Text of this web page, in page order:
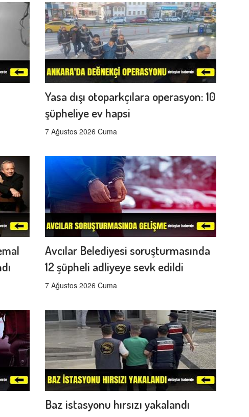
Yasa dışı otoparkçılara operasyon: 10
şüpheliye ev hapsi
7 Ağustos 2026 Cuma
Avcılar Belediyesi soruşturmasında
12 şüpheli adliyeye sevk edildi
7 Ağustos 2026 Cuma
Baz istasyonu hırsızı yakalandı